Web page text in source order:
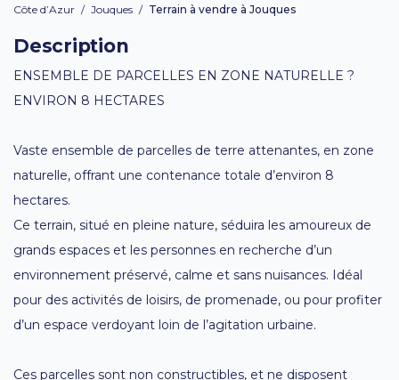
Côte d’Azur / Jouques / Terrain à vendre à Jouques
Description
ENSEMBLE DE PARCELLES EN ZONE NATURELLE ?
ENVIRON 8 HECTARES
Vaste ensemble de parcelles de terre attenantes, en zone
naturelle, offrant une contenance totale d’environ 8
hectares.
Ce terrain, situé en pleine nature, séduira les amoureux de
grands espaces et les personnes en recherche d’un
environnement préservé, calme et sans nuisances. Idéal
pour des activités de loisirs, de promenade, ou pour profiter
d’un espace verdoyant loin de l’agitation urbaine.
Ces parcelles sont non constructibles, et ne disposent